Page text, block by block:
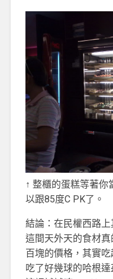
↑ 整櫃的蛋糕等著
以跟85度C PK了。
結論：在民權西路
這間天外天的食材
百塊的價格，其實
吃了好幾球的哈根